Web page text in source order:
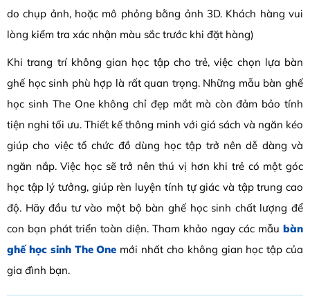
do chụp ảnh, hoặc mô phỏng bằng ảnh 3D. Khách hàng vui
lòng kiểm tra xác nhận màu sắc trước khi đặt hàng)
Khi trang trí không gian học tập cho trẻ, việc chọn lựa bàn
ghế học sinh phù hợp là rất quan trọng. Những mẫu bàn ghế
học sinh The One không chỉ đẹp mắt mà còn đảm bảo tính
tiện nghi tối ưu. Thiết kế thông minh với giá sách và ngăn kéo
giúp cho việc tổ chức đồ dùng học tập trở nên dễ dàng và
ngăn nắp. Việc học sẽ trở nên thú vị hơn khi trẻ có một góc
học tập lý tưởng, giúp rèn luyện tính tự giác và tập trung cao
độ. Hãy đầu tư vào một bộ bàn ghế học sinh chất lượng để
con bạn phát triển toàn diện. Tham khảo ngay các mẫu bàn
ghế học sinh The One mới nhất cho không gian học tập của
gia đình bạn.